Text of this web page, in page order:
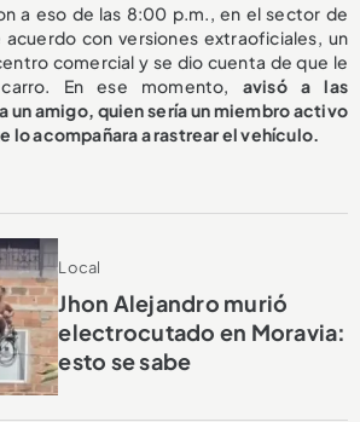
a eso de las 8:00 p.m., en el sector de
acuerdo con versiones extraoficiales, un
comercial y se dio cuenta de que le
En ese momento, avisó a las
un amigo, quien sería un miembro activo
lo acompañara a rastrear el vehículo.
Local
Jhon Alejandro murió
electrocutado en Moravia:
esto se sabe